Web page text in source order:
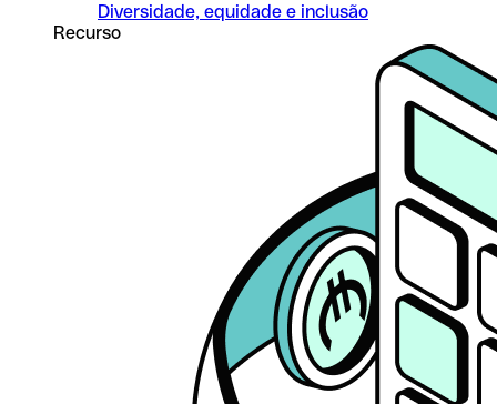
Diversidade, equidade e inclusão
Recurso